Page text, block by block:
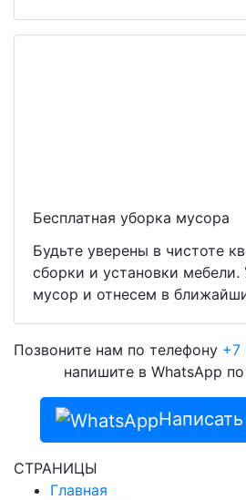
Бесплатная уборка мусора
Будьте уверены в чистоте
сборки и установки мебели.
мусор и отнесем в
Позвоните нам по телефону +7
напишите в WhatsApp
СТРАНИЦЫ
Главная